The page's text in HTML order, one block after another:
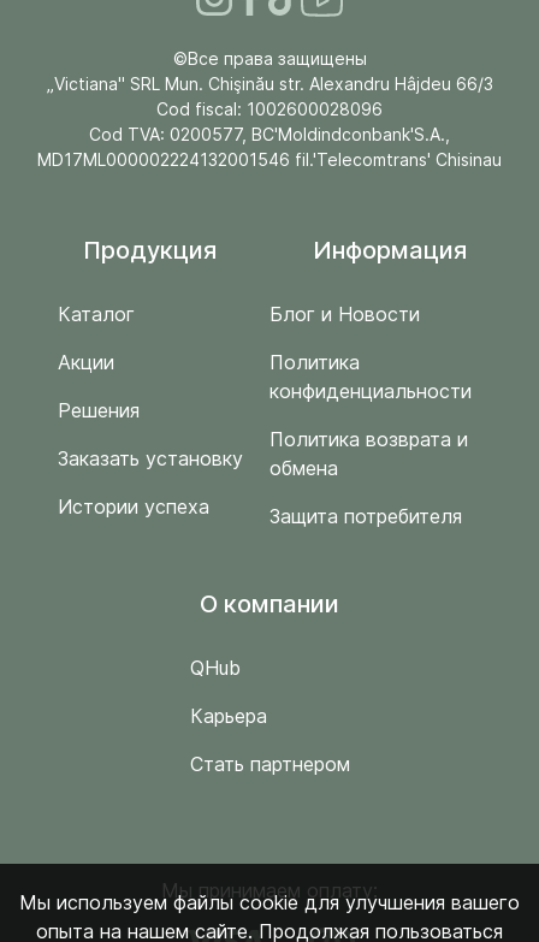
©Все права защищены
„Victiana" SRL Mun. Chişinău str. Alexandru Hâjdeu 66/3
Cod fiscal: 1002600028096
Cod TVA: 0200577, BC'Moldindconbank'S.A.,
MD17ML000002224132001546 fil.'Telecomtrans' Chisinau
Продукция
Каталог
Акции
Решения
Заказать установку
Истории успеха
Информация
Блог и Новости
Политика
конфиденциальности
Политика возврата и
обмена
Защита потребителя
O компании
QHub
Карьера
Стать партнером
Мы принимаем оплату:
Мы используем файлы cookie для улучшения вашего
опыта на нашем сайте. Продолжая пользоваться